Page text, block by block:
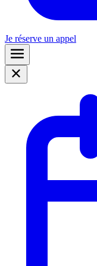
Je réserve un appel